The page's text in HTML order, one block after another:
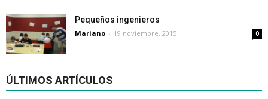
Pequeños ingenieros
Mariano - 19 noviembre, 2015 0
ÚLTIMOS ARTÍCULOS